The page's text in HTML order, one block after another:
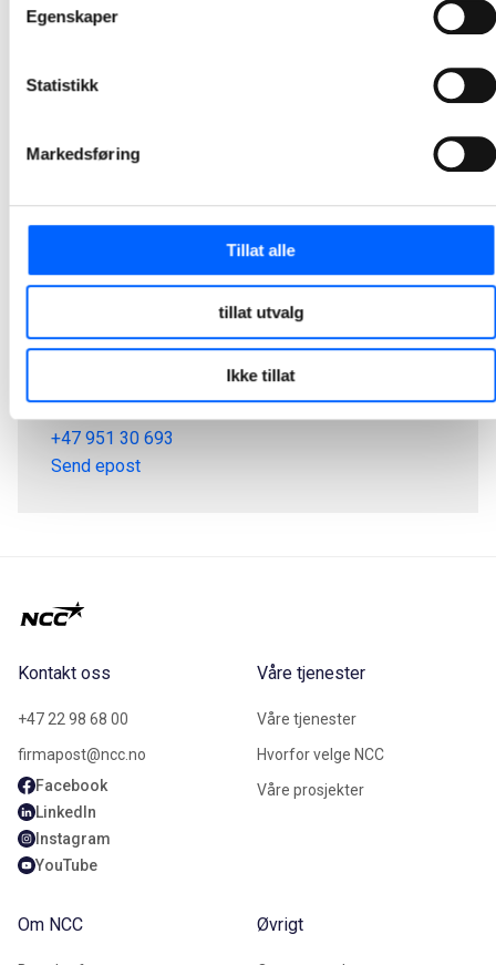
Egenskaper
Statistikk
Markedsføring
Tillat alle
tillat utvalg
Ikke tillat
Manager, Media Relations Norway, NCC Group
+47 951 30 693
Send epost
Kontakt oss
+47 22 98 68 00
firmapost@ncc.no
Facebook
LinkedIn
Instagram
YouTube
Våre tjenester
Våre tjenester
Hvorfor velge NCC
Våre prosjekter
Om NCC Øvrigt